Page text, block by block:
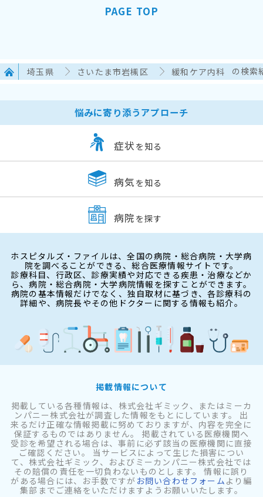
PAGE TOP
埼玉県 さいたま市岩槻区 緩和ケア内科 の検索
悩みに寄り添うアプローチ
症状 を知る
病気 を知る
病院 を探す
ホスピタルズ・ファイルは、全国の病院・総合病院・大学病
院を調べることができる、総合医療情報サイトです。
診療科目、行政区、診療実績や対応できる疾患・治療などか
ら、病院・総合病院・大学病院情報を探すことができます。
病院の基本情報だけでなく、独自取材に基づき、各診療科の
詳細や、病院長やその他ドクターに関する情報も紹介。
掲載情報について
掲載している各種情報は、株式会社ギミック、またはミーカ
ンパニー株式会社が調査した情報をもとにしています。 出
来るだけ正確な情報掲載に努めておりますが、内容を完全に
保証するものではありません。 掲載されている医療機関へ
受診を希望される場合は、事前に必ず該当の医療機関に直接
ご確認ください。 当サービスによって生じた損害につい
て、株式会社ギミック、およびミーカンパニー株式会社では
その賠償の責任を一切負わないものとします。 情報に誤り
がある場合には、お手数ですが お問い合わせフォーム より編
集部までご連絡をいただけますようお願いいたします。